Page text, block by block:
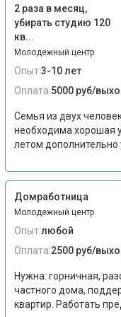
2 раза в месяц,
убирать студию 120
кв...
Молодежный центр
Опыт:3-10 лет
Оплата:5000 руб/
Семья из двух
необходима хорошая
летом дополнительно
Домработница
Молодежный центр
Опыт:любой
Оплата:2500 руб/
Нужна: горничная,
частного дома,
квартир. Работать